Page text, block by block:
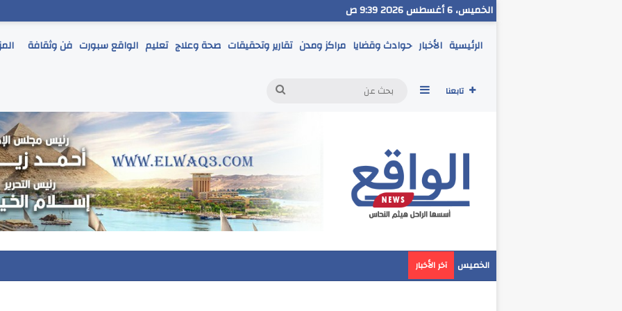
الخميس، 6 أغسطس 2026 9:40 ص
الرئيسية الأخبار حوادث وقضايا مراكز ومدن تقارير وتحقيقات صحة وعلاج تعليم الواقع سبورت فن وثقافة
تابعنا إضافة عمود جانبي
بحث
الخميس آخر الأخبار